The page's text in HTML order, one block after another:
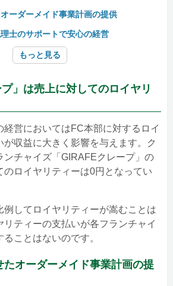
ーダーメイド事業計画の提供
士のサポートで安心の経営
もっと見る
プ」は売上に対してのロイヤリ
経営においてはFC本部に対するロイ
が収益に大きく影響を与えます。ク
ンチャイズ「GIRAFEクレープ」の
のロイヤリティーは0円となってい
例してロイヤリティーが嵩むことは
リティーの支払いが各フランチャイ
ことはないのです。
たオーダーメイド事業計画の提